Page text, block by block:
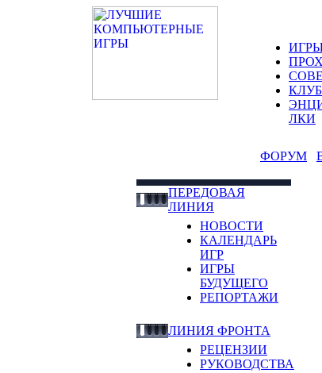
ЛКИ
ФОРУМ
ПЕРЕДОВАЯ
ЛИНИЯ
НОВОСТИ
КАЛЕНДАРЬ
ИГР
ИГРЫ
БУДУЩЕГО
РЕПОРТАЖИ
ЛИНИЯ ФРОНТА
РЕЦЕНЗИИ
РУКОВОДСТВА